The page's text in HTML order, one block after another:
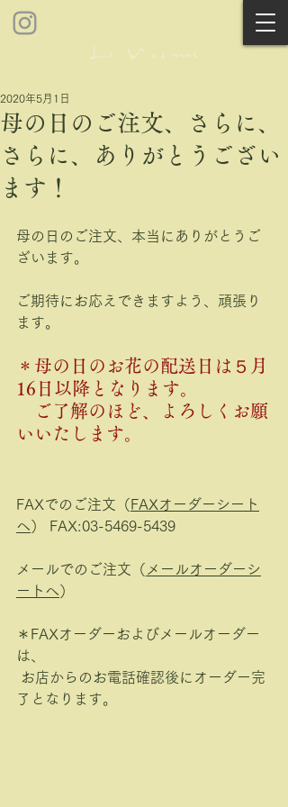
母の日のご注文、さらに、
さらに、ありがとうござい
ます！
2020年5月1日
母の日のご注文、本当にありがとうご
ざいます。
ご期待にお応えできますよう、頑張り
ます。
＊母の日のお花の配送日は５月
16日以降となります。
ご了解のほど、よろしくお願
いいたします。
FAXでのご注文（ FAXオーダーシート
へ） FAX:03-5469-5439
メールでのご注文（ メールオーダーシ
ートへ）
＊FAXオーダーおよびメールオーダー
は、
了となります。